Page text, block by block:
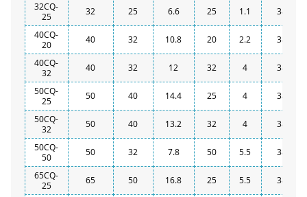
32CQ-
25
32 25 6.6 25 1.1
380
40CQ-
20
40 32 10.8 20 2.2
380
40CQ-
32
40 32 12 32 4
380
50CQ-
25
50 40 14.4 25 4
380
50CQ-
32
50 40 13.2 32 4
380
50CQ-
50
50 32 7.8 50 5.5
380
65CQ-
25
65 50 16.8 25 5.5
380